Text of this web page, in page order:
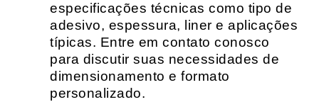
especificações técnicas como tipo de
adesivo, espessura, liner e aplicações
típicas. Entre em contato conosco
para discutir suas necessidades de
dimensionamento e formato
personalizado.